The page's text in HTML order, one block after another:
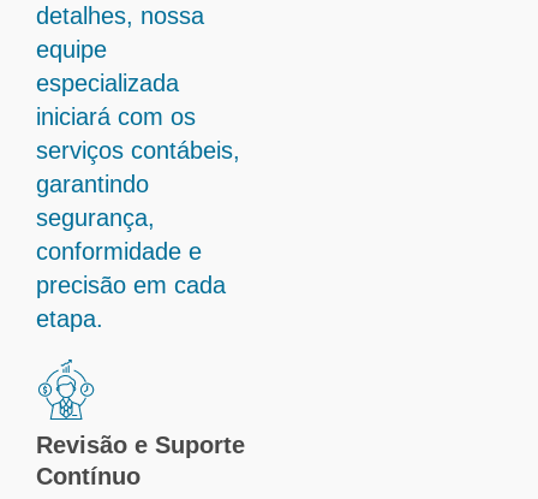
detalhes, nossa
equipe
especializada
iniciará com os
serviços contábeis,
garantindo
segurança,
conformidade e
precisão em cada
etapa.
Revisão e Suporte
Contínuo